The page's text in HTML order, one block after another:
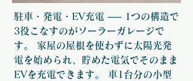
駐車・発電・EV充電 ── 1つの構造で
3役こなすのがソーラーガレージで
す。 家屋の屋根を使わずに太陽光発
電を始められ、貯めた電気でそのまま
EVを充電できます。 車1台分の小型